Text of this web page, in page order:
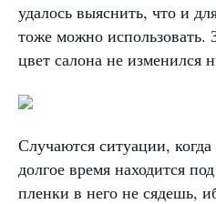
удалось выяснить, что и
тоже можно использовать.
цвет салона не изменился
Случаются ситуации,
долгое время находится
пленки в него не сядешь,